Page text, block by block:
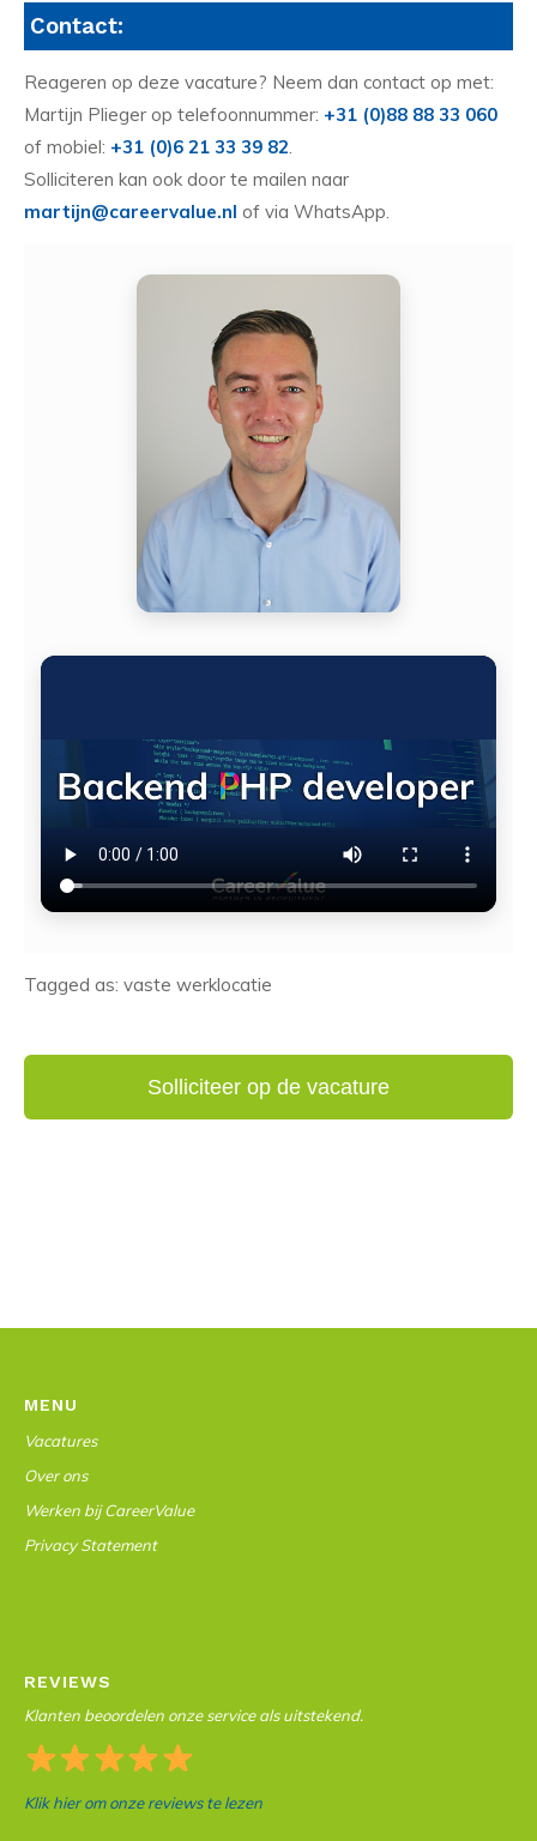
Contact:
Reageren op deze vacature? Neem dan contact op met:
Martijn Plieger op telefoonnummer: +31 (0)88 88 33 060
of mobiel: +31 (0)6 21 33 39 82.
Solliciteren kan ook door te mailen naar
martijn@careervalue.nl of via WhatsApp.
Tagged as: vaste werklocatie
MENU
Vacatures
Over ons
Werken bij CareerValue
Privacy Statement
REVIEWS
Klanten beoordelen onze service als uitstekend.
Klik hier om onze reviews te lezen